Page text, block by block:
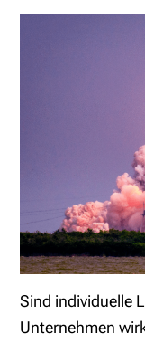
Sind individuelle
Unternehmen